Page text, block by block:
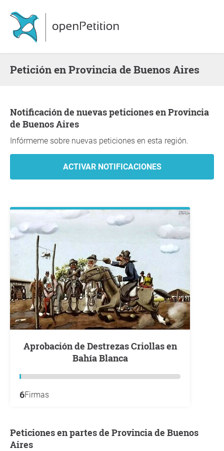
Petición en Provincia de Buenos Aires
Notificación de nuevas peticiones en Provincia
de Buenos Aires
Infórmeme sobre nuevas peticiones en esta región.
Aprobación de Destrezas Criollas en
Bahía Blanca
6Firmas
Peticiones en partes de Provincia de Buenos
Aires